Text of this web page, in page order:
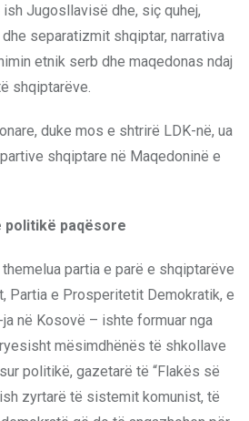
Jugosllavisë dhe, siç quhej,
separatizmit shqiptar, narrativa
etnik serb dhe maqedonas ndaj
shqiptarëve.
duke mos e shtrirë LDK-në, ua
shqiptare në Maqedoninë e
politikë paqësore
partia e parë e shqiptarëve
Partia e Prosperitetit Demokratik, e
në Kosovë – ishte formuar nga
mësimdhënës të shkollave
politikë, gazetarë të “Flakës së
zyrtarë të sistemit komunist, të